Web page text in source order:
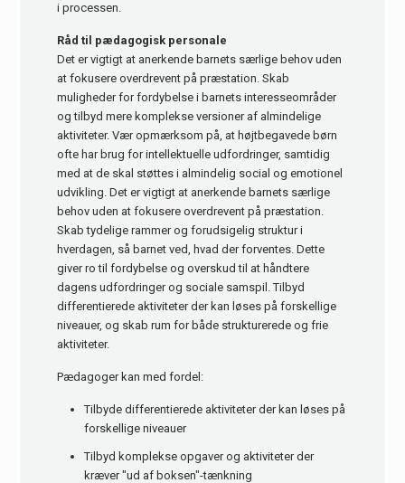
i processen.
Råd til pædagogisk personale
Det er vigtigt at anerkende barnets særlige behov uden
at fokusere overdrevent på præstation. Skab
muligheder for fordybelse i barnets interesseområder
og tilbyd mere komplekse versioner af almindelige
aktiviteter. Vær opmærksom på, at højtbegavede børn
ofte har brug for intellektuelle udfordringer, samtidig
med at de skal støttes i almindelig social og emotionel
udvikling. Det er vigtigt at anerkende barnets særlige
behov uden at fokusere overdrevent på præstation.
Skab tydelige rammer og forudsigelig struktur i
hverdagen, så barnet ved, hvad der forventes. Dette
giver ro til fordybelse og overskud til at håndtere
dagens udfordringer og sociale samspil. Tilbyd
differentierede aktiviteter der kan løses på forskellige
niveauer, og skab rum for både strukturerede og frie
aktiviteter.
Pædagoger kan med fordel:
Tilbyde differentierede aktiviteter der kan løses på
forskellige niveauer
Tilbyd komplekse opgaver og aktiviteter der
kræver "ud af boksen"-tænkning